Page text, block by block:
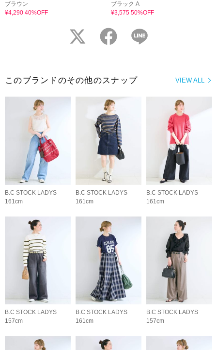
ブラウン
¥4,290 40%OFF
ブラック A
¥3,575 50%OFF
twitter facebook
VIEW ALL
このブランドのその他のスナップ
B.C STOCK LADYS
161cm
B.C STOCK LADYS
161cm
B.C STOCK LADYS
161cm
B.C STOCK LADYS
157cm
B.C STOCK LADYS
161cm
B.C STOCK LADYS
157cm